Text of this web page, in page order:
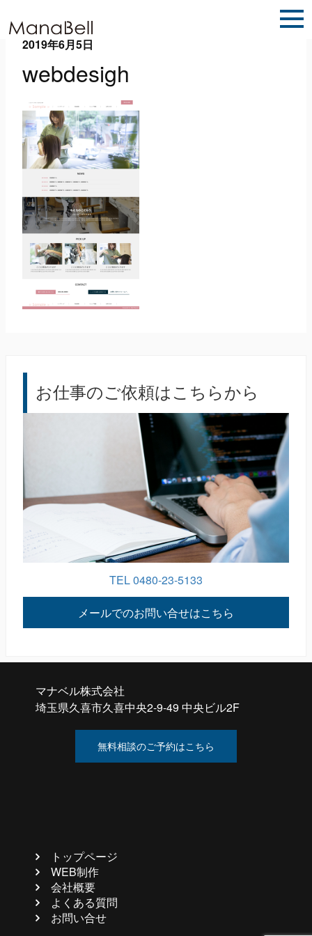
2019年6月5日
webdesigh
お仕事のご依頼はこちらから
TEL 0480-23-5133
メールでのお問い合せはこちら
マナベル株式会社
埼玉県久喜市久喜中央2-9-49 中央ビル2F
無料相談のご予約はこちら
トップページ
WEB制作
会社概要
よくある質問
お問い合せ